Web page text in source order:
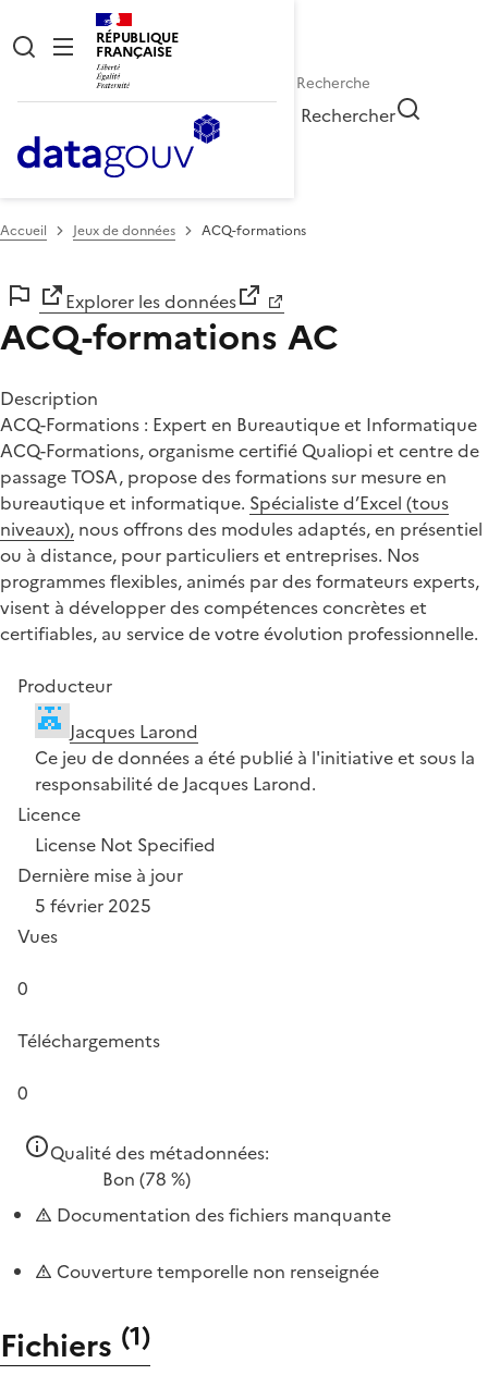
RÉPUBLIQUE
FRANÇAISE
Rechercher
Accueil Jeux de données ACQ-formations
Explorer les données
ACQ-formations AC
Description
ACQ-Formations : Expert en Bureautique et Informatique
ACQ-Formations, organisme certifié Qualiopi et centre de
passage TOSA, propose des formations sur mesure en
bureautique et informatique. Spécialiste d’Excel (tous
niveaux), nous offrons des modules adaptés, en présentiel
ou à distance, pour particuliers et entreprises. Nos
programmes flexibles, animés par des formateurs experts,
visent à développer des compétences concrètes et
certifiables, au service de votre évolution professionnelle.
Producteur
Jacques Larond
Ce jeu de données a été publié à l'initiative et sous la
responsabilité de Jacques Larond.
Licence
License Not Specified
Dernière mise à jour
5 février 2025
Vues
0
Téléchargements
0
Qualité des métadonnées:
Bon (78 %)
Documentation des fichiers manquante
Couverture temporelle non renseignée
Fichiers (1)